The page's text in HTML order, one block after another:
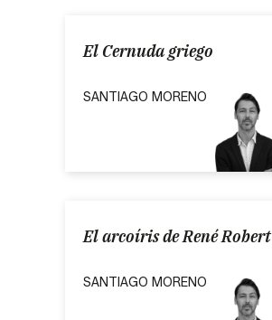
El Cernuda griego
SANTIAGO MORENO
El arcoíris de René Robert
SANTIAGO MORENO